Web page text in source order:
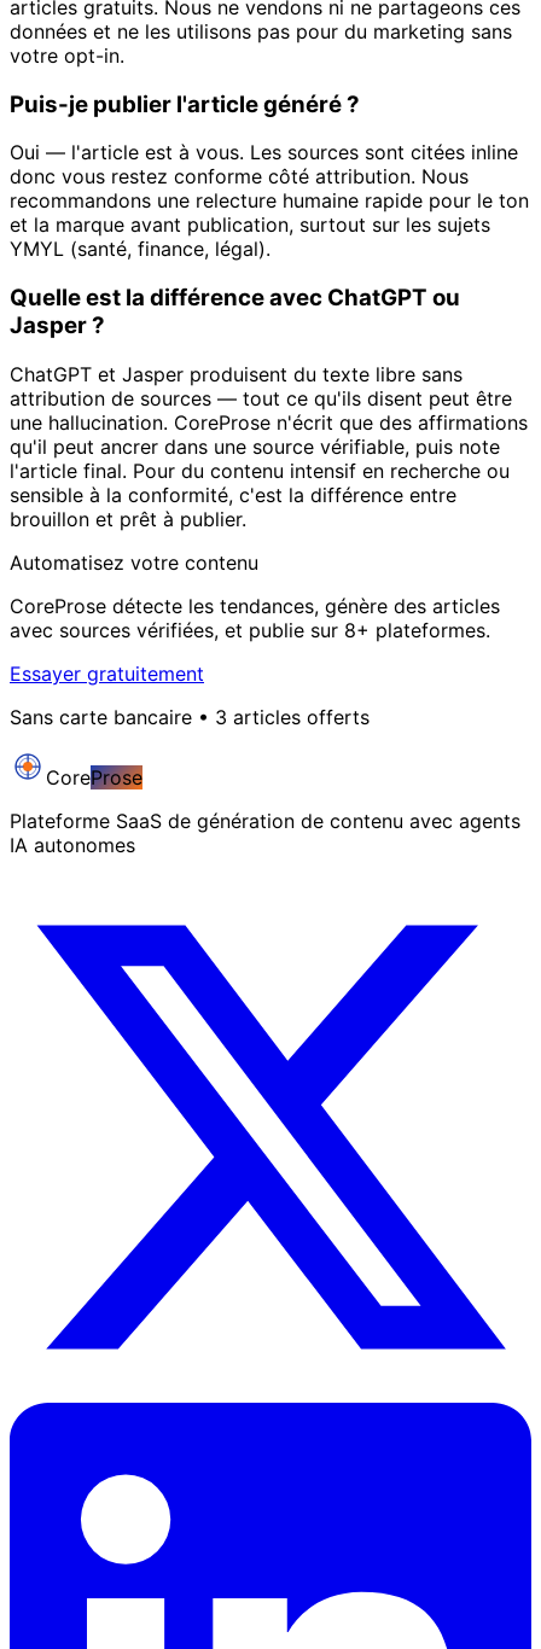
articles gratuits. Nous ne vendons ni ne partageons ces
données et ne les utilisons pas pour du marketing sans
votre opt-in.
Puis-je publier l'article généré ?
Oui — l'article est à vous. Les sources sont citées inline
donc vous restez conforme côté attribution. Nous
recommandons une relecture humaine rapide pour le ton
et la marque avant publication, surtout sur les sujets
YMYL (santé, finance, légal).
Quelle est la différence avec ChatGPT ou
Jasper ?
ChatGPT et Jasper produisent du texte libre sans
attribution de sources — tout ce qu'ils disent peut être
une hallucination. CoreProse n'écrit que des affirmations
qu'il peut ancrer dans une source vérifiable, puis note
l'article final. Pour du contenu intensif en recherche ou
sensible à la conformité, c'est la différence entre
brouillon et prêt à publier.
Automatisez votre contenu
CoreProse détecte les tendances, génère des articles
avec sources vérifiées, et publie sur 8+ plateformes.
Essayer gratuitement
Sans carte bancaire • 3 articles offerts
CoreProse
Plateforme SaaS de génération de contenu avec agents
IA autonomes